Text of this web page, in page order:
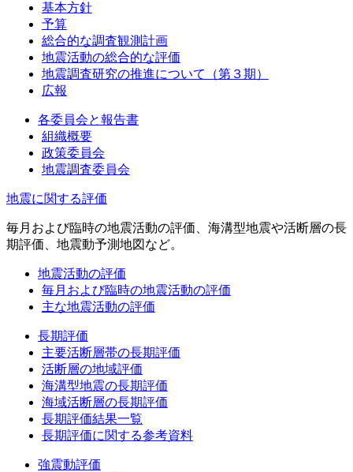
基本方針
予算
総合的な調査観測計画
地震活動の総合的な評価
地震調査研究の推進について（第３期）
広報
各委員会と報告書
組織概要
政策委員会
地震調査委員会
地震に関する評価
毎月および臨時の地震活動の評価、海溝型地震や活断層の長
期評価、地震動予測地図など。
地震活動の評価
毎月および臨時の地震活動の評価
主な地震活動の評価
長期評価
主要活断層帯の長期評価
活断層の地域評価
海溝型地震の長期評価
海域活断層の長期評価
長期評価結果一覧
長期評価に関する参考資料
強震動評価